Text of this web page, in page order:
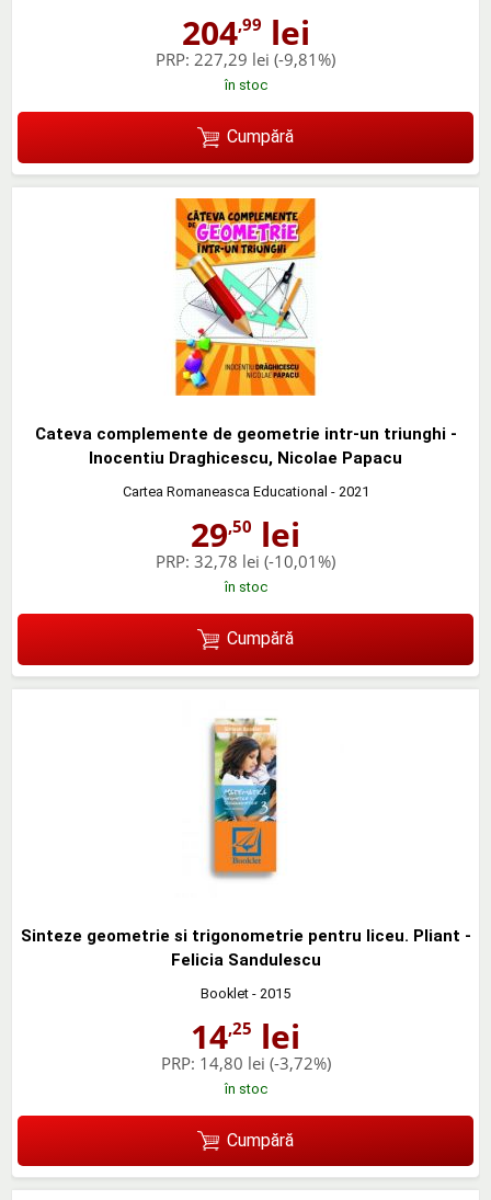
204,99 lei
PRP: 227,29 lei (-9,81%)
în stoc
Cumpără
Cateva complemente de geometrie intr-un triunghi -
Inocentiu Draghicescu, Nicolae Papacu
Cartea Romaneasca Educational - 2021
29,50 lei
PRP: 32,78 lei (-10,01%)
în stoc
Cumpără
Sinteze geometrie si trigonometrie pentru liceu. Pliant -
Felicia Sandulescu
Booklet - 2015
14,25 lei
PRP: 14,80 lei (-3,72%)
în stoc
Cumpără